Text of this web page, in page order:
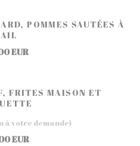
POMMES SAUTÉES À
EUR
FRITES MAISON ET
à votre demande)
EUR